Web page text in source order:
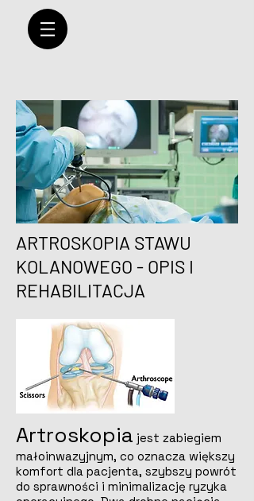
ARTROSKOPIA STAWU
KOLANOWEGO - OPIS I
REHABILITACJA
Artroskopia jest zabiegiem
małoinwazyjnym, co oznacza większy
komfort dla pacjenta, szybszy powrót
do sprawności i minimalizację ryzyka